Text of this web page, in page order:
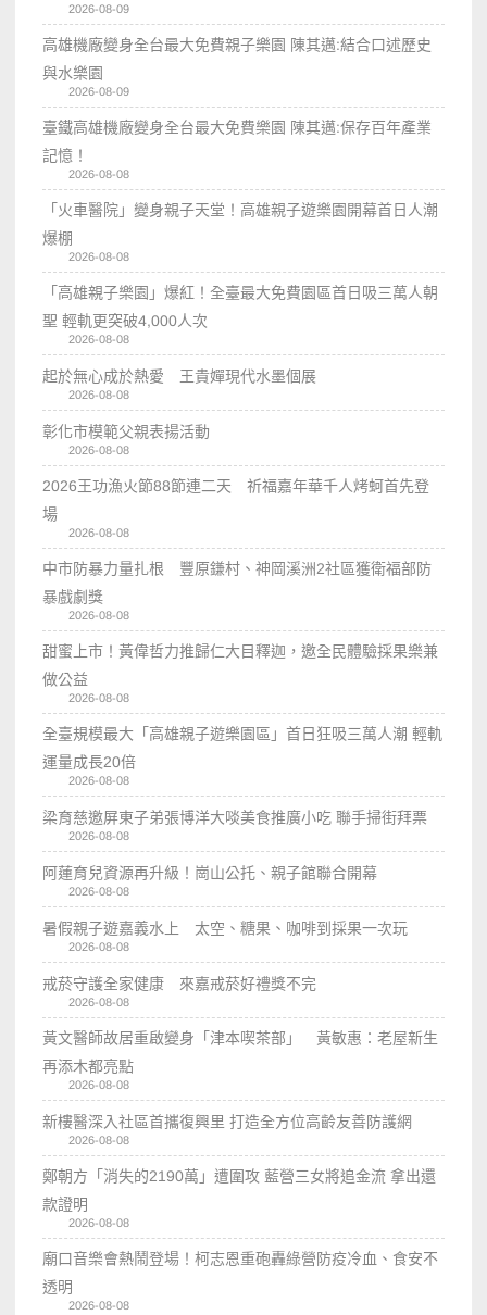
2026-08-09
高雄機廠變身全台最大免費親子樂園 陳其邁:結合口述歷史
與水樂園
2026-08-09
臺鐵高雄機廠變身全台最大免費樂園 陳其邁:保存百年產業
記憶！
2026-08-08
「火車醫院」變身親子天堂！高雄親子遊樂園開幕首日人潮
爆棚
2026-08-08
「高雄親子樂園」爆紅！全臺最大免費園區首日吸三萬人朝
聖 輕軌更突破4,000人次
2026-08-08
起於無心成於熱愛 王貴嬋現代水墨個展
2026-08-08
彰化市模範父親表揚活動
2026-08-08
2026王功漁火節88節連二天 祈福嘉年華千人烤蚵首先登
場
2026-08-08
中市防暴力量扎根 豐原鎌村、神岡溪洲2社區獲衛福部防
暴戲劇獎
2026-08-08
甜蜜上市！黃偉哲力推歸仁大目釋迦，邀全民體驗採果樂兼
做公益
2026-08-08
全臺規模最大「高雄親子遊樂園區」首日狂吸三萬人潮 輕軌
運量成長20倍
2026-08-08
梁育慈邀屏東子弟張博洋大啖美食推廣小吃 聯手掃街拜票
2026-08-08
阿蓮育兒資源再升級！崗山公托、親子館聯合開幕
2026-08-08
暑假親子遊嘉義水上 太空、糖果、咖啡到採果一次玩
2026-08-08
戒菸守護全家健康 來嘉戒菸好禮獎不完
2026-08-08
黃文醫師故居重啟變身「津本喫茶部」 黃敏惠：老屋新生
再添木都亮點
2026-08-08
新樓醫深入社區首攜復興里 打造全方位高齡友善防護網
2026-08-08
鄭朝方「消失的2190萬」遭圍攻 藍營三女將追金流 拿出還
款證明
2026-08-08
廟口音樂會熱鬧登場！柯志恩重砲轟綠營防疫冷血、食安不
透明
2026-08-08